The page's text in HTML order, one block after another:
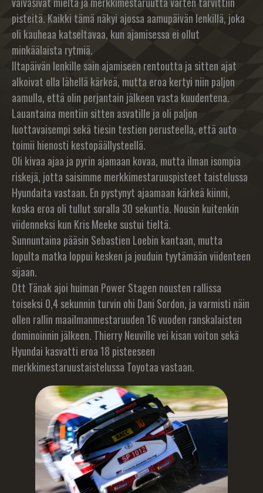
pisteitä. Kaikki tämä näkyi ajossa aamupäivän lenkillä, joka
oli kauheaa katseltavaa, kun ajamisessa ei ollut
minkäälaista rytmiä.
Iltapäivän lenkille sain ajamiseen rentoutta ja sitten ajat
alkoivat olla lähellä kärkeä, mutta eroa kertyi niin paljon
aamulla, että olin perjantain jälkeen vasta kuudentena.
Lauantaina mentiin sitten asvatille ja oli paljon
luottavaisempi sekä tiesin testien perusteella, että auto
toimii hienosti kestopäällysteellä.
Oli kivaa ajaa ja pyrin ajamaan kovaa, mutta ilman isompia
riskejä, jotta saisimme merkkimestaruuspisteet taistelussa
Hyundaita vastaan. En pystynyt ajaamaan kärkeä kiinni,
koska eroa oli tullut soralla 30 sekuntia. Nousin kuitenkin
viidenneksi kun Kris Meeke sustui tieltä.
Sunnuntaina pääsin Sebastien Loebin kantaan, mutta
lopulta matka loppui kesken ja jouduin tyytämään viidenteen
sijaan.
Ott Tänak ajoi huiman Power Stagen nousten rallissa
toiseksi 0,4 sekunnin turvin ohi Dani Sordon, ja varmisti näin
ollen rallin maailmanmestaruuden 16 vuoden ranskalaisten
dominoinnin jälkeen. Thierry Neuville vei kisan voiton sekä
Hyundai kasvatti eroa 18 pisteeseen
merkkimestaruustaistelussa Toyotaa vastaan.